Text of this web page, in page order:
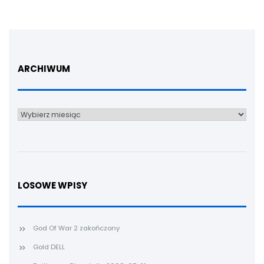
ARCHIWUM
Archiwum
LOSOWE WPISY
God Of War 2 zakończony
Gold DELL